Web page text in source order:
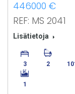
446000 €
REF: MS 2041
Lisätietoja
3 2
1